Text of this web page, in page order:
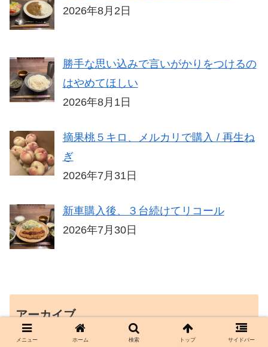
2026年8月2日
勝手な思い込みで言いがかりをつけるの
はやめてほしい
2026年8月1日
摘果桃５キロ、メルカリで購入 / 再生ね
ぎ
2026年7月31日
新車購入後、３台続けてリコール
2026年7月30日
アーカイブ
メニュー ホーム 検索 トップ サイドバー